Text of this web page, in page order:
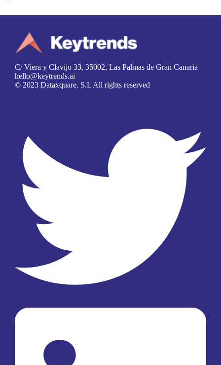
C/ Viera y Clavijo 33, 35002, Las Palmas de Gran Canaria
hello@keytrends.ai
© 2023 Dataxquare. S.L All rights reserved